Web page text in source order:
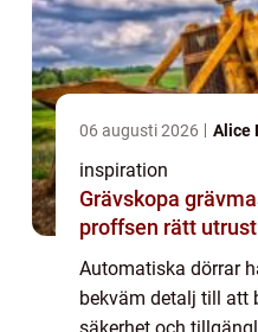
06 augusti 2026 Alice
inspiration
Grävskopa grävmaskin
proffsen rätt
Automatiska dörrar
bekväm detalj till att
säkerhet och